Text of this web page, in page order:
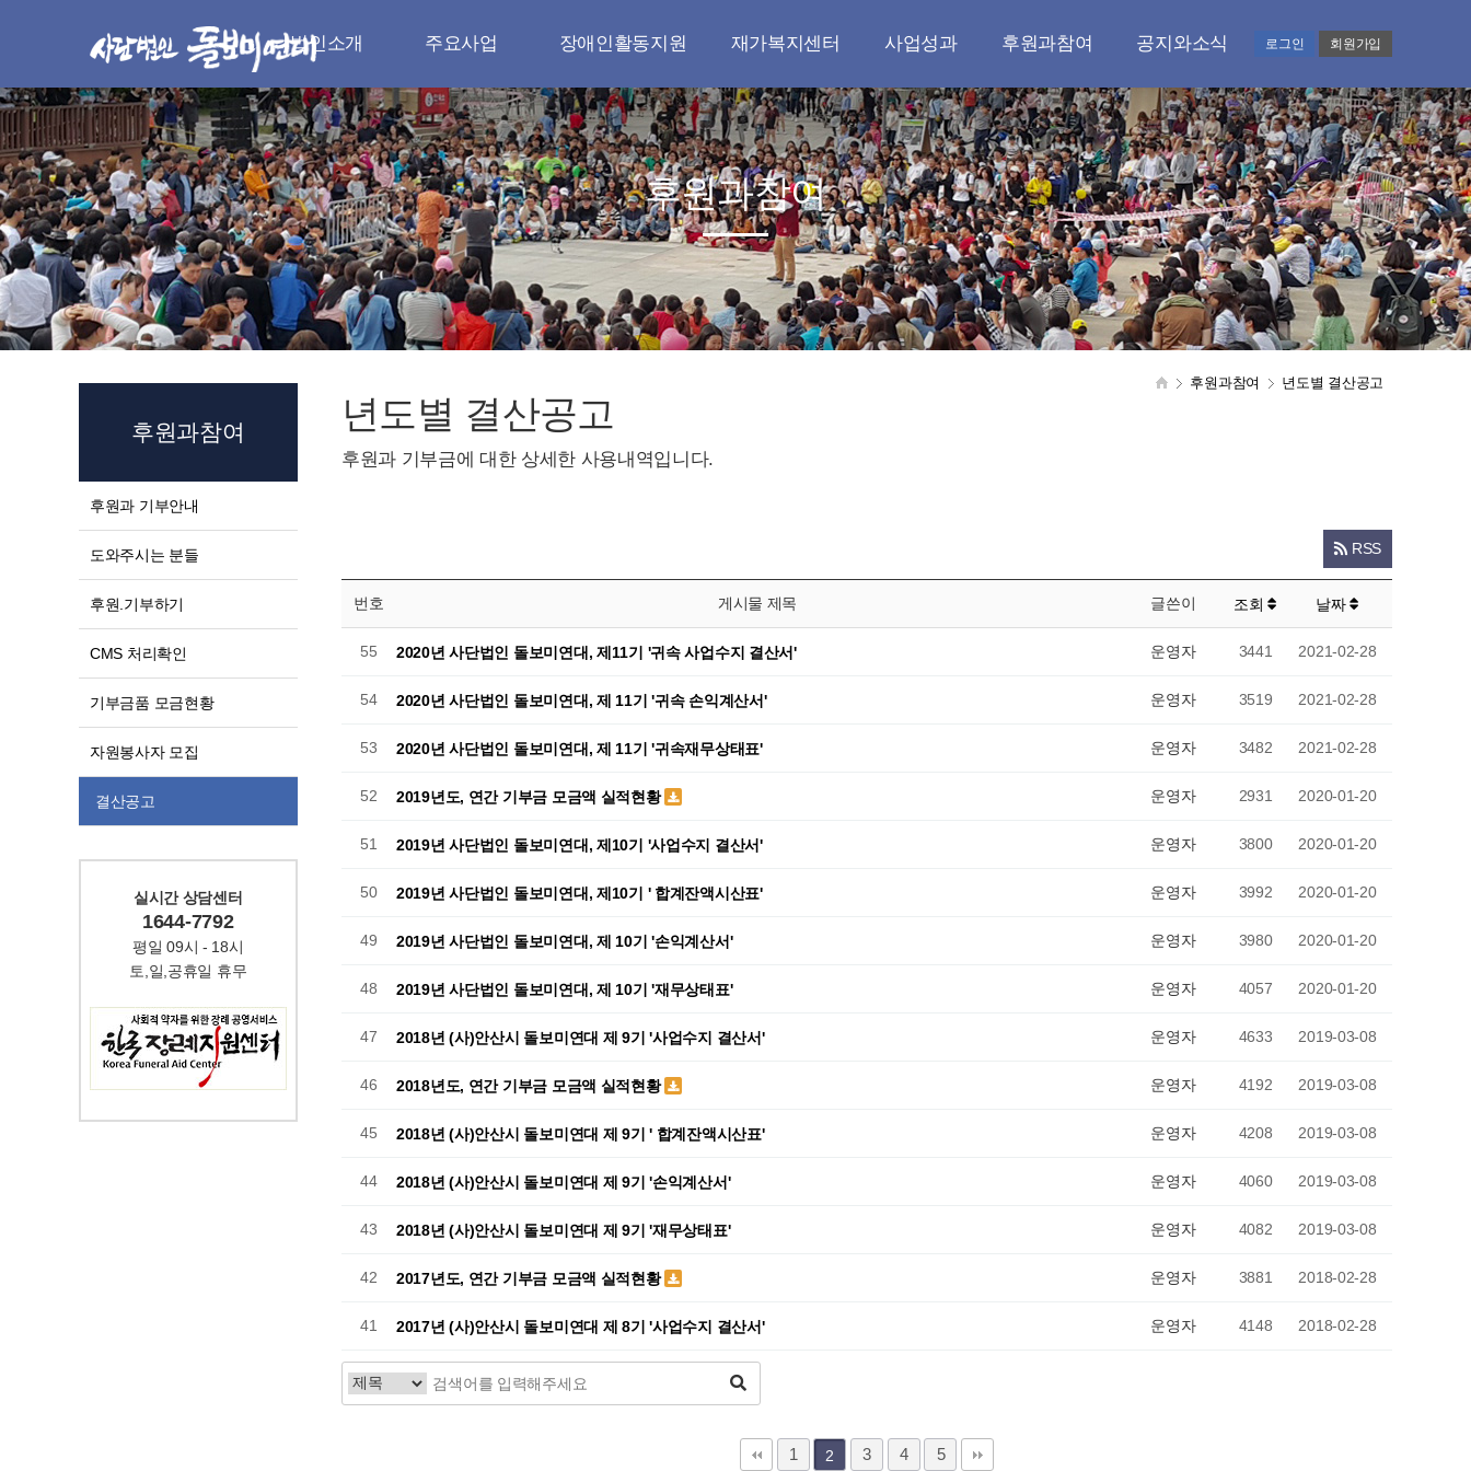
법인소개
법인소개
인사말
취지와 목적
법인 연혁
조직과 임원
로고와 시그니처
오시는 길
주요사업
주요사업
나눔실천사업
청소년 지원
다문화 지원
지역사회 연대
자원봉사정책
장례서비스.전문인양성
장애인활동지원
장애인활동지원
공지사항
자료실
갤러리
재가복지센터
재가복지센터
이용안내
오시는길
공지사항
자료실
갤러리
사업성과
나눔실천
무연고 장례지원
청소년 지원
다문화 지원
지역사회와 연대
정책연구와 교육
후원과참여
후원과 기부안내
도와주시는 분들
후원.기부하기
CMS 처리확인
기부금품 모금현황
자원봉사자 모집
결산공고
공지와소식
공지사항
언론보도실
감사편지
갤러리
영상홍보
자료실
로그인 회원가입
후원과참여 년도별 결산공고
후원과참여
후원과참여
후원과 기부안내
도와주시는 분들
후원.기부하기
CMS 처리확인
기부금품 모금현황
자원봉사자 모집
결산공고
실시간 상담센터
1644-7792
평일 09시 - 18시
토,일,공휴일 휴무
년도별 결산공고
후원과 기부금에 대한 상세한 사용내역입니다.
RSS
번호 게시물 제목 글쓴이 조회 날짜
55 2020년 사단법인 돌보미연대, 제11기 '귀속 사업수지 결산서' 운영자 3441 2021-02-28
54 2020년 사단법인 돌보미연대, 제 11기 '귀속 손익계산서' 운영자 3519 2021-02-28
53 2020년 사단법인 돌보미연대, 제 11기 '귀속재무상태표' 운영자 3482 2021-02-28
52 2019년도, 연간 기부금 모금액 실적현황 운영자 2931 2020-01-20
51 2019년 사단법인 돌보미연대, 제10기 '사업수지 결산서' 운영자 3800 2020-01-20
50 2019년 사단법인 돌보미연대, 제10기 ' 합계잔액시산표' 운영자 3992 2020-01-20
49 2019년 사단법인 돌보미연대, 제 10기 '손익계산서' 운영자 3980 2020-01-20
48 2019년 사단법인 돌보미연대, 제 10기 '재무상태표' 운영자 4057 2020-01-20
47 2018년 (사)안산시 돌보미연대 제 9기 '사업수지 결산서' 운영자 4633 2019-03-08
46 2018년도, 연간 기부금 모금액 실적현황 운영자 4192 2019-03-08
45 2018년 (사)안산시 돌보미연대 제 9기 ' 합계잔액시산표' 운영자 4208 2019-03-08
44 2018년 (사)안산시 돌보미연대 제 9기 '손익계산서' 운영자 4060 2019-03-08
43 2018년 (사)안산시 돌보미연대 제 9기 '재무상태표' 운영자 4082 2019-03-08
42 2017년도, 연간 기부금 모금액 실적현황 운영자 3881 2018-02-28
41 2017년 (사)안산시 돌보미연대 제 8기 '사업수지 결산서' 운영자 4148 2018-02-28
1 2 3 4 5